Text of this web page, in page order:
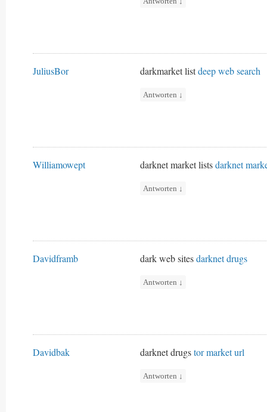
JuliusBor darkmarket listdeep web search
Antworten ↓
Williamowept darknet market listsdarknet
Antworten ↓
Davidframb dark web sitesdarknet drugs
Antworten ↓
Davidbak darknet drugstor market url
Antworten ↓